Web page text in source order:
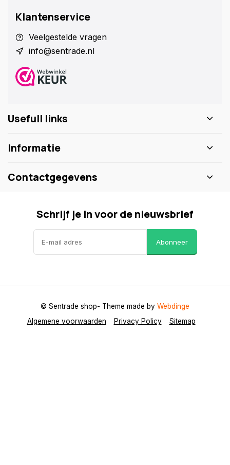
Klantenservice
Veelgestelde vragen
info@sentrade.nl
Usefull links
Informatie
Contactgegevens
Schrijf je in voor de nieuwsbrief
Abonneer
Algemene voorwaarden Privacy Policy Sitemap
© Sentrade shop- Theme made by Webdinge